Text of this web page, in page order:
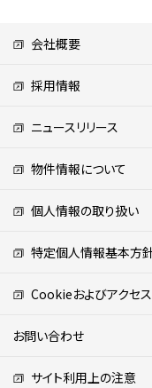
会社概要
採用情報
ニュースリリース
物件情報について
個人情報の取り扱い
特定個人情報基本方
Cookieおよびアクセ
お問い合わせ
サイト利用上の注意